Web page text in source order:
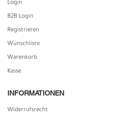
Login
B2B Login
Registrieren
Wunschliste
Warenkorb
Kasse
INFORMATIONEN
Widerrufs­recht